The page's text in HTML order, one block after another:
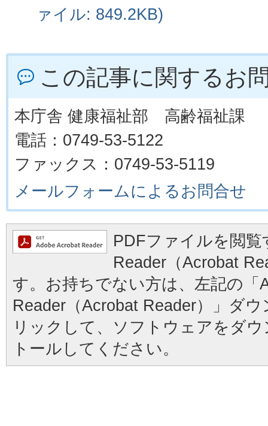
ァイル: 849.2KB)
この記事に関するお
本庁舎 健康福祉部 高齢福祉課
電話：0749-53-5122
ファックス：0749-53-5119
メールフォームによるお問合せ
PDFファイルを閲
Reader（Acrobat
す。お持ちでない方は、左記の「
Reader（Acrobat Reader）」ダ
リックして、ソフトウェアをダ
トールしてください。